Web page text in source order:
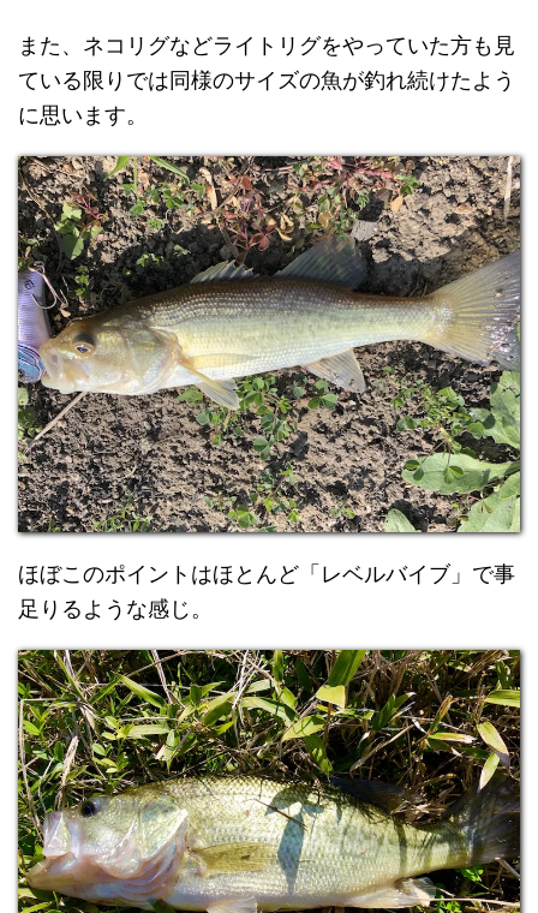
また、ネコリグなどライトリグをやっていた方も見
ている限りでは同様のサイズの魚が釣れ続けたよう
に思います。
ほぼこのポイントはほとんど「レベルバイブ」で事
足りるような感じ。